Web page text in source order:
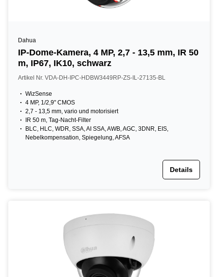
Dahua
IP-Dome-Kamera, 4 MP, 2,7 - 13,5 mm, IR 50
m, IP67, IK10, schwarz
Artikel Nr. VDA-DH-IPC-HDBW3449RP-ZS-IL-27135-BL
WizSense
4 MP, 1/2,9" CMOS
2,7 - 13,5 mm, vario und motorisiert
IR 50 m, Tag-Nacht-Filter
BLC, HLC, WDR, SSA, AI SSA, AWB, AGC, 3DNR, EIS,
Nebelkompensation, Spiegelung, AFSA
Details